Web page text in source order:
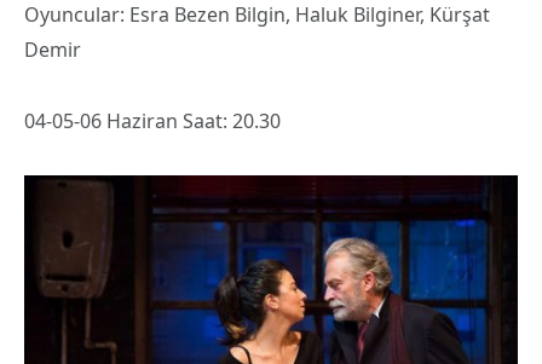
Oyuncular: Esra Bezen Bilgin, Haluk Bilginer, Kürşat
Demir
04-05-06 Haziran Saat: 20.30